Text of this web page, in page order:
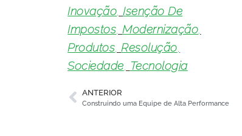
Inovação ,Isenção De
Impostos ,Modernização
Produtos ,Resolução
Sociedade Tecnologia
ANTERIOR
Construindo uma Equipe de Alta Performance